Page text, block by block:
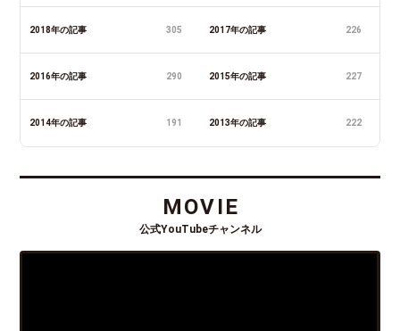
2018年の記事 305 2017年の記事 226
2016年の記事 290 2015年の記事 227
2014年の記事 191 2013年の記事 222
MOVIE
公式YouTubeチャンネル